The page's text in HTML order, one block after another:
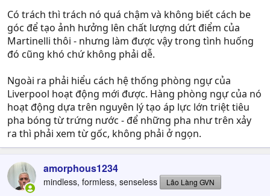
Có trách thì trách nó quá chậm và không biết cách be
góc để tạo ảnh hưởng lên chất lượng dứt điểm của
Martinelli thôi - nhưng làm được vậy trong tình huống
đó cũng khó chứ không phải dễ.
Ngoài ra phải hiểu cách hệ thống phòng ngự của
Liverpool hoạt động mới được. Hàng phòng ngự của nó
hoạt động dựa trên nguyên lý tạo áp lực lớn triệt tiêu
pha bóng từ trứng nước - để những pha như trên xảy
ra thì phải xem từ gốc, không phải ở ngọn.
amorphous1234
mindless, formless, senseless Lão Làng GVN